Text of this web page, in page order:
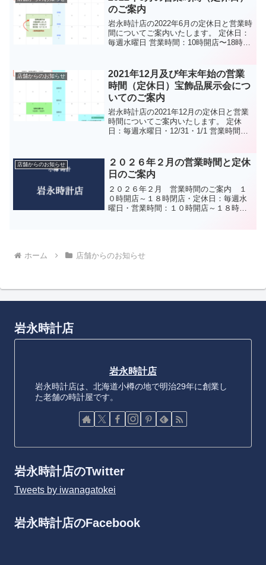
ウィルス対策と...
のご案内
岩永時計店の2022年6月の定休日と営業時
間についてご案内いたします。 定休日：
毎週水曜日 営業時間：10時開店〜18時閉
ました。 宝飾品展示会：6月13日（月...
店舗からのお知らせ
2021年12月及び年末年始の営業
時間（定休日）宝飾品展示会につ
いてのご案内
岩永時計店の2021年12月の定休日と営業
時間についてご案内いたします。 定休
日：毎週水曜日・12/31・1/1 営業時間：
業時間及び2022年初売りについ...
店舗からのお知らせ
２０２６年２月の営業時間と定休
日のご案内
２０２６年２月 営業時間のご案内 １
０時開店～１８時閉店・定休日：毎週水
曜日・営業時間：１０時開店～１８時閉
ホーム 店舗からのお知らせ
岩永時計店
岩永時計店
岩永時計店は、北海道小樽の地で明治29年に創業し
た老舗の時計屋です。
岩永時計店のTwitter
Tweets by iwanagatokei
岩永時計店のFacebook